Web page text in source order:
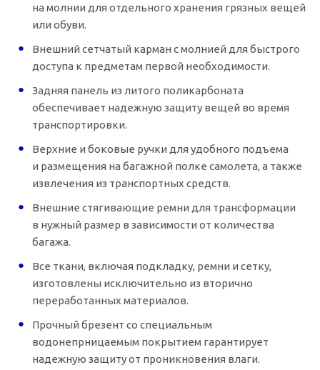
на молнии для отдельного хранения грязных вещей
или обуви.
Внешний сетчатый карман с молнией для быстрого
доступа к предметам первой необходимости.
Задняя панель из литого поликарбоната
обеспечивает надежную защиту вещей во время
транспортировки.
Верхние и боковые ручки для удобного подъема
и размещения на багажной полке самолета, а также
извлечения из транспортных средств.
Внешние стягивающие ремни для трансформации
в нужный размер в зависимости от количества
багажа.
Все ткани, включая подкладку, ремни и сетку,
изготовлены исключительно из вторично
переработанных материалов.
Прочный брезент со специальным
водонепрницаемым покрытием гарантирует
надежную защиту от проникновения влаги.